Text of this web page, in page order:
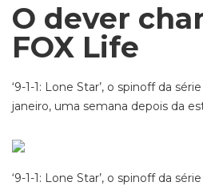
O dever
FOX Life
‘9-1-1: Lone Star’, o spinoff da série
janeiro, uma semana depois da
‘9-1-1: Lone Star’, o spinoff da